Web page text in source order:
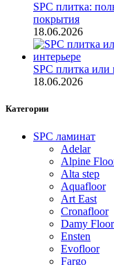
SPC плитка:
покрытия
18.06.2026
SPC плитка или
18.06.2026
Категории
SPC ламинат
Adelar
Alpine
Alta step
Aquafloor
Art East
Cronafloor
Damy Floor
Ensten
Evofloor
Fargo